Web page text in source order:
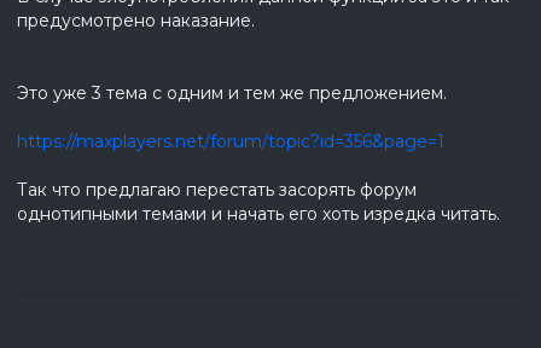
предусмотрено наказание.
Это уже 3 тема с одним и тем же предложением.
https://maxplayers.net/forum/topic?id=356&page=1
Так что предлагаю перестать засорять форум
однотипными темами и начать его хоть изредка читать.